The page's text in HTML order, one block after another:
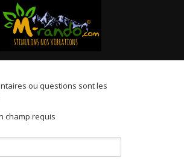
ou questions sont les
champ requis